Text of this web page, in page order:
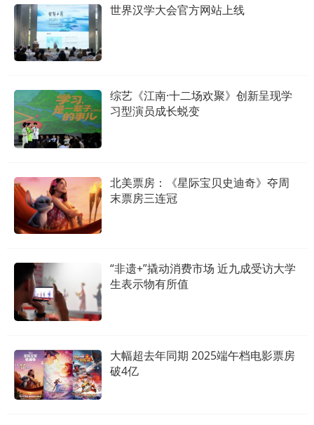
世界汉学大会官方网站上线
综艺《江南·十二场欢聚》创新呈现学
习型演员成长蜕变
北美票房：《星际宝贝史迪奇》夺周
末票房三连冠
“非遗+”撬动消费市场 近九成受访大学
生表示物有所值
大幅超去年同期 2025端午档电影票房
破4亿